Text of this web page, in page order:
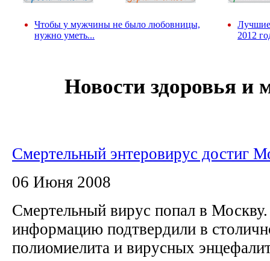
Чтобы у мужчины не было любовницы,
нужно уметь...
Лучшие
2012
Новости здоровья и
Смертельный энтеровирус достиг
06 Июня 2008
Смертельный вирус попал в
информацию подтвердили в
полиомиелита и вирусных